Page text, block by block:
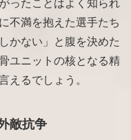
ったことはよく知られ
不満を抱えた選手たち
かない」と腹を決めた
ユニットの核となる精
えるでしょう。
敵抗争